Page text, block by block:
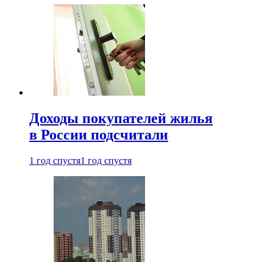
Доходы покупателей жилья
в России подсчитали
1 год спустя1 год спустя